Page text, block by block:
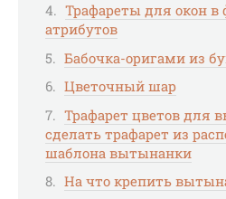
Трафареты для окон в
атрибутов
Бабочка-оригами из
Цветочный шар
Трафарет цветов для
сделать трафарет из
шаблона вытынанки
На что крепить